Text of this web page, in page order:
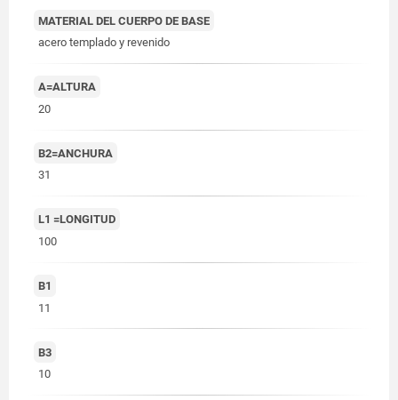
MATERIAL DEL CUERPO DE BASE
acero templado y revenido
A=ALTURA
20
B2=ANCHURA
31
L1 =LONGITUD
100
B1
11
B3
10